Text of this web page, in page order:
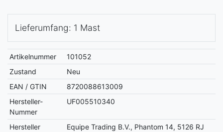
Lieferumfang: 1 Mast
Artikelnummer
101052
Zustand
Neu
EAN / GTIN
8720088613009
Hersteller-
Nummer
UF005510340
Hersteller
Equipe Trading B.V., Phantom 14, 5126 RJ